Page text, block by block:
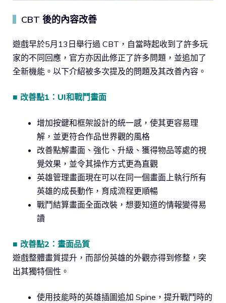
CBT 後的內容改善
遊戲早於5月13日舉行過 CBT，自當時起收到了許多玩
家的不同回應，官方亦因此修正了許多問題，並追加了
全新機能。以下介紹被多次提及的問題及其改善內容。
■ 改善點1：UI和戰鬥畫面
增加按鍵和框架設計的統一感，使其更容易理
解，並更符合作品世界觀的風格
改善點解畫面、強化、升級、獲得物品等處的視
覺效果，並令其操作方式更為直觀
英雄管理畫面現在可以在同一個畫面上執行所有
英雄的成長動作，育成流程更順暢
戰鬥結算畫面全面改裝，想要知道的情報變得易
讀
■ 改善點2：畫面品質
遊戲整體畫質提升，而部份英雄的外觀亦得到修整，突
出其獨特個性。
使用技能時的英雄插圖追加 Spine，提升戰鬥時的